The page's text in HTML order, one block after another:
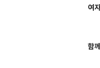
여
함